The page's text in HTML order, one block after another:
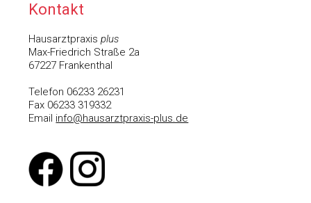
Kontakt
Hausarztpraxisplus
Max-Friedrich Straße 2a
67227 Frankenthal
Telefon 06233 26231
Fax 06233 319332
Email info@hausarztpraxis-plus.de